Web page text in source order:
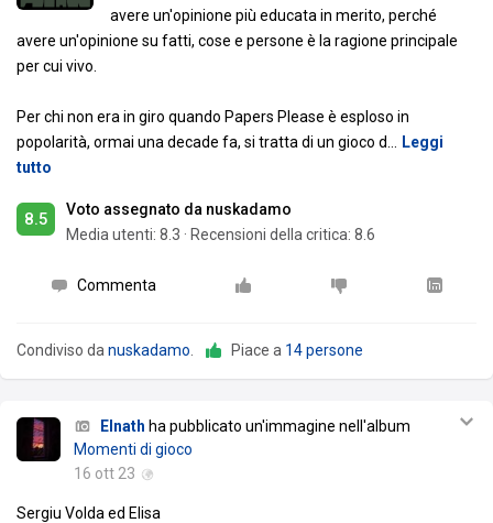
avere un'opinione più educata in merito, perché
avere un'opinione su fatti, cose e persone è la ragione principale
per cui vivo.
Per chi non era in giro quando Papers Please è esploso in
popolarità, ormai una decade fa, si tratta di un gioco d
Leggi
tutto
8.5
Voto assegnato da nuskadamo
Media utenti: 8.3 · Recensioni della critica: 8.6
Commenta
Condiviso da nuskadamo Piace a 14 persone
Elnath ha pubblicato un'immagine nell'album
Momenti di gioco
16 ott 23
Sergiu Volda ed Elisa